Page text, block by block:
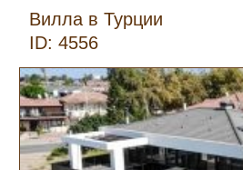
Вилла в Турции
ID: 4556